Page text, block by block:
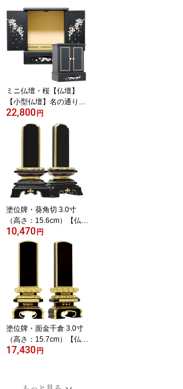
マッチする究極のお仏
壇。経机が付き彫細工も
華やかながら価格を抑え
たスタッフ一押し仏壇
ミニ仏壇・桜【仏壇】
【小型仏壇】名の通り扉
に桜の花が描かれた女性
から選ばれているミニ仏
壇です
22,800円
塗位牌・葵角切 3.0寸
（高さ：15.6cm）【仏
具】【位牌】丸みあるデ
ザインと台座の鮮やか紅
10,470円
塗位牌・面金千倉 3.0寸
（高さ：15.7cm）【仏
具】【位牌】【名入れ1
な千倉座の面金位牌でひ
17,430円